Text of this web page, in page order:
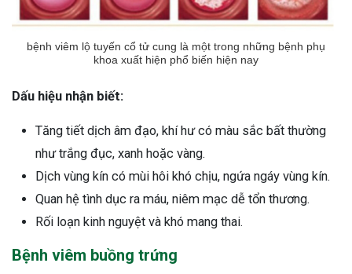
bệnh viêm lộ tuyến cổ tử cung là một trong những bệnh phụ
khoa xuất hiện phổ biến hiện nay
Dấu hiệu nhận biết:
Tăng tiết dịch âm đạo, khí hư có màu sắc bất thường
như trắng đục, xanh hoặc vàng.
Dịch vùng kín có mùi hôi khó chịu, ngứa ngáy vùng kín.
Quan hệ tình dục ra máu, niêm mạc dễ tổn thương.
Rối loạn kinh nguyệt và khó mang thai.
Bệnh viêm buồng trứng